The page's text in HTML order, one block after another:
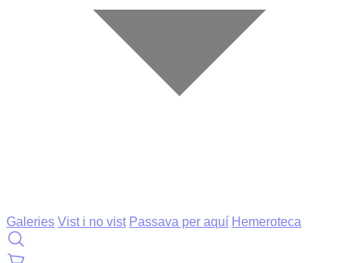
Galeries Vist i no vist Passava per aquí Hemeroteca